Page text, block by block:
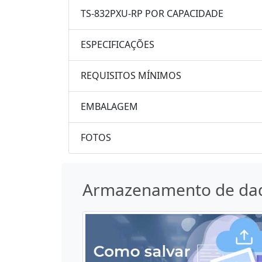
TS-832PXU-RP POR CAPACIDADE
ESPECIFICAÇÕES
REQUISITOS MÍNIMOS
EMBALAGEM
FOTOS
Armazenamento de